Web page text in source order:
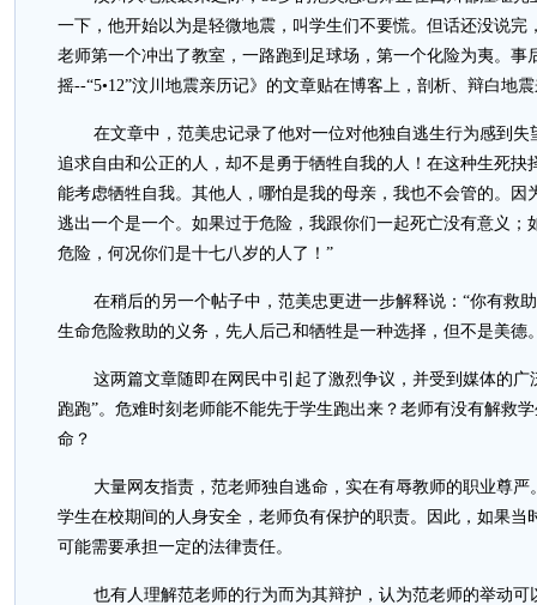
一下，他开始以为是轻微地震，叫学生们不要慌。但话还没说完
老师第一个冲出了教室，一路跑到足球场，第一个化险为夷。事
摇--“5•12”汶川地震亲历记》的文章贴在博客上，剖析、辩白地
在文章中，范美忠记录了他对一位对他独自逃生行为感到失
追求自由和公正的人，却不是勇于牺牲自我的人！在这种生死抉
能考虑牺牲自我。其他人，哪怕是我的母亲，我也不会管的。因
逃出一个是一个。如果过于危险，我跟你们一起死亡没有意义；
危险，何况你们是十七八岁的人了！”
在稍后的另一个帖子中，范美忠更进一步解释说：“你有救
生命危险救助的义务，先人后己和牺牲是一种选择，但不是美德
这两篇文章随即在网民中引起了激烈争议，并受到媒体的广
跑跑”。危难时刻老师能不能先于学生跑出来？老师有没有解救
命？
大量网友指责，范老师独自逃命，实在有辱教师的职业尊
学生在校期间的人身安全，老师负有保护的职责。因此，如果当
可能需要承担一定的法律责任。
也有人理解范老师的行为而为其辩护，认为范老师的举动